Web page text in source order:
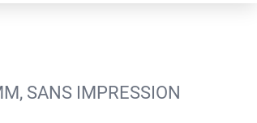
SANS IMPRESSION